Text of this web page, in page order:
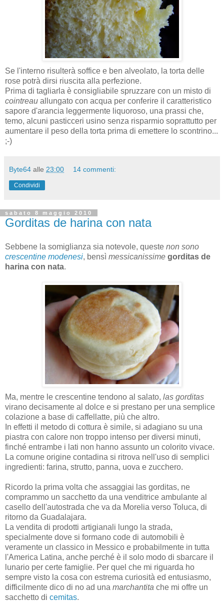
Se l'interno risulterà soffice e ben alveolato, la torta delle
rose potrà dirsi riuscita alla perfezione.
Prima di tagliarla è consigliabile spruzzare con un misto di
cointreau allungato con acqua per conferire il caratteristico
sapore d'arancia leggermente liquoroso, una prassi che,
temo, alcuni pasticceri usino senza risparmio soprattutto per
aumentare il peso della torta prima di emettere lo scontrino...
;-)
Byte64 alle 23:00 14 commenti:
Condividi
sabato 8 maggio 2010
Gorditas de harina con nata
Sebbene la somiglianza sia notevole, queste non sono
crescentine modenesi, bensì messicanissime gorditas de
harina con nata.
Ma, mentre le crescentine tendono al salato, las gorditas
virano decisamente al dolce e si prestano per una semplice
colazione a base di caffellatte, più che altro.
In effetti il metodo di cottura è simile, si adagiano su una
piastra con calore non troppo intenso per diversi minuti,
finché entrambe i lati non hanno assunto un colorito vivace.
La comune origine contadina si ritrova nell'uso di semplici
ingredienti: farina, strutto, panna, uova e zucchero.
Ricordo la prima volta che assaggiai las gorditas, ne
comprammo un sacchetto da una venditrice ambulante al
casello dell'autostrada che va da Morelia verso Toluca, di
ritorno da Guadalajara.
La vendita di prodotti artigianali lungo la strada,
specialmente dove si formano code di automobili è
veramente un classico in Messico e probabilmente in tutta
l'America Latina, anche perché è il solo modo di sbarcare il
lunario per certe famiglie. Per quel che mi riguarda ho
sempre visto la cosa con estrema curiosità ed entusiasmo,
difficilmente dico di no ad una marchantita che mi offre un
sacchetto di cemitas.